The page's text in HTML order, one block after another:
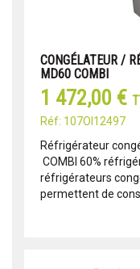
CONGÉLATEUR /
MD60 COMBI
1 472,00 €
Réf: 107OI12497
Réfrigérateur
COMBI 60%
réfrigérateurs
permettent de